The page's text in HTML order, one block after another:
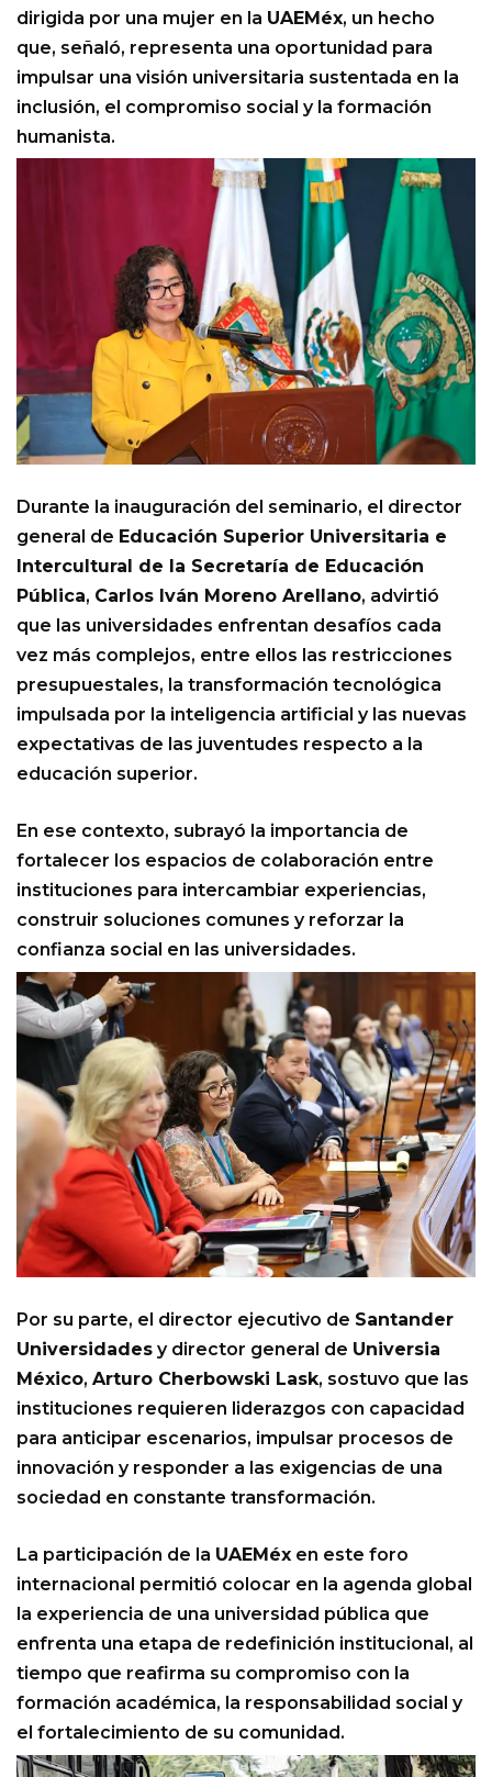
dirigida por una mujer en la UAEMéx, un hecho
que, señaló, representa una oportunidad para
impulsar una visión universitaria sustentada en la
inclusión, el compromiso social y la formación
humanista.
Durante la inauguración del seminario, el director
general de Educación Superior Universitaria e
Intercultural de la Secretaría de Educación
Pública, Carlos Iván Moreno Arellano, advirtió
que las universidades enfrentan desafíos cada
vez más complejos, entre ellos las restricciones
presupuestales, la transformación tecnológica
impulsada por la inteligencia artificial y las nuevas
expectativas de las juventudes respecto a la
educación superior.
En ese contexto, subrayó la importancia de
fortalecer los espacios de colaboración entre
instituciones para intercambiar experiencias,
construir soluciones comunes y reforzar la
confianza social en las universidades.
Por su parte, el director ejecutivo de Santander
Universidades y director general de Universia
México, Arturo Cherbowski Lask, sostuvo que las
instituciones requieren liderazgos con capacidad
para anticipar escenarios, impulsar procesos de
innovación y responder a las exigencias de una
sociedad en constante transformación.
La participación de la UAEMéx en este foro
internacional permitió colocar en la agenda global
la experiencia de una universidad pública que
enfrenta una etapa de redefinición institucional, al
tiempo que reafirma su compromiso con la
formación académica, la responsabilidad social y
el fortalecimiento de su comunidad.